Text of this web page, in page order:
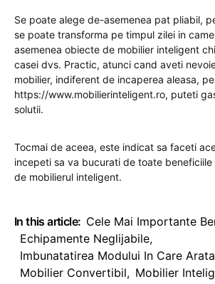
Se poate alege de-asemenea pat pliabil,
se poate transforma pe timpul zilei in
asemenea obiecte de mobilier inteligent
casei dvs. Practic, atunci cand aveti
mobilier, indiferent de incaperea aleasa, pe
https://www.mobilierinteligent.ro, puteti
solutii.
Tocmai de aceea, este indicat sa faceti
incepeti sa va bucurati de toate
de mobilierul inteligent.
In this article: Cele Mai Importante
Echipamente Neglijabile,
Imbunatatirea Modului In Care
Mobilier Convertibil, Mobilier